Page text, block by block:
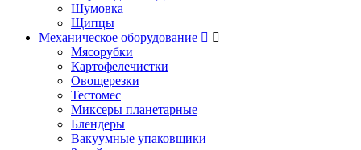
Шумовка
Щипцы
Механическое оборудование
Мясорубки
Картофелечистки
Овощерезки
Тестомес
Миксеры планетарные
Блендеры
Вакуумные упаковщики